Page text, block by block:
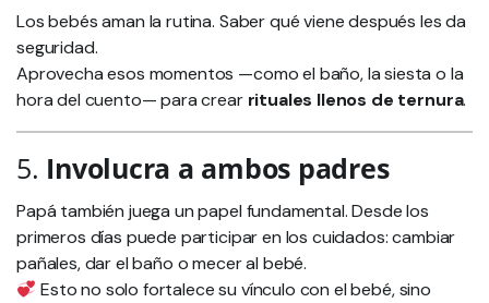
Los bebés aman la rutina. Saber qué viene después les da
seguridad.
Aprovecha esos momentos —como el baño, la siesta o la
hora del cuento— para crear rituales llenos de ternura.
5. Involucra a ambos padres
Papá también juega un papel fundamental. Desde los
primeros días puede participar en los cuidados: cambiar
pañales, dar el baño o mecer al bebé.
Esto no solo fortalece su vínculo con el bebé, sino